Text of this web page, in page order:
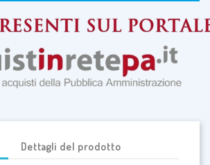
Dettagli del prodotto